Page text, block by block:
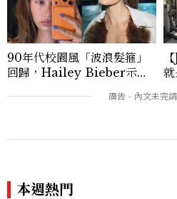
90年代校園風「波浪髮箍」
回歸，Hailey Bieber示範
u髮箍未開賣先爆紅！
本週熱門